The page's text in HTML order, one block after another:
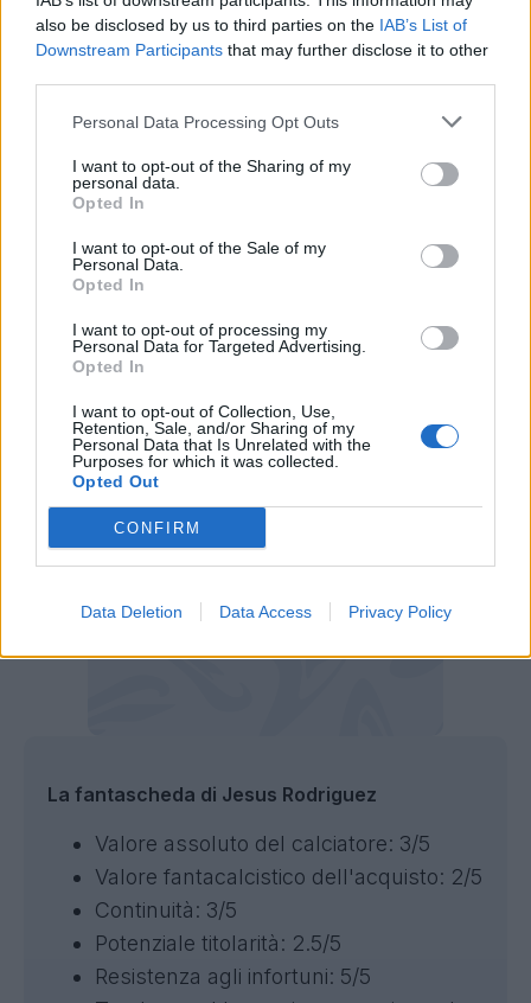
also be disclosed by us to third parties on the IAB’s List of
Downstream Participants that may further disclose it to other
Personal Data Processing Opt Outs
I want to opt-out of the Sharing of my
personal data.
Opted In
I want to opt-out of the Sale of my
Personal Data.
Opted In
I want to opt-out of processing my
Personal Data for Targeted Advertising.
Opted In
I want to opt-out of Collection, Use,
Retention, Sale, and/or Sharing of my
Personal Data that Is Unrelated with the
Purposes for which it was collected.
Opted Out
CONFIRM
Data Deletion Data Access Privacy Policy
La controindicazione principale potrebbe
riguardare la continuità. Inoltre, le incognite sono
tante: si affaccia per la prima volta al
condizionarlo, sia nelle presenze che nelle
giocate. Il nostro consiglio è di pagarlo 14 crediti
su 1000.
Jesus Rodriguez, le statistiche
Classe 2005, ha disputato 68 partite con le
compagni 5 assist.
La fantascheda di Jesus Rodriguez
Valore assoluto del calciatore: 3/5
Valore fantacalcistico dell'acquisto: 2/5
Continuità: 3/5
Potenziale titolarità: 2.5/5
Resistenza agli infortuni: 5/5